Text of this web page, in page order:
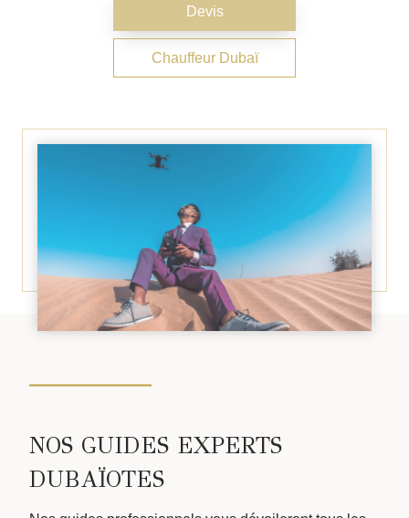
Devis
Chauffeur Dubaï
NOS GUIDES EXPERTS
DUBAÏOTES